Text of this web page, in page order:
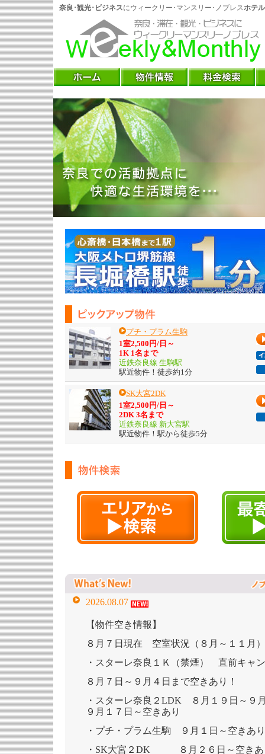
奈良･観光･ビジネスにウィークリー･マンスリー･ノブレスホテル
プチ・プラム生駒
1室2,500円/日～
1K 1名まで
近鉄奈良線 生駒駅
駅近物件！徒歩約1分
SK大宮2DK
1室2,500円/日～
2DK 3名まで
近鉄奈良線 新大宮駅
駅近物件！駅から徒歩5分
2026.08.07
【物件空き情報】
８月７日現在 空室状況（８月～１１月）
・スターレ奈良１Ｋ（禁煙） 直前キャ
８月７日～９月４日まで空きあり！
・スターレ奈良２LDK ８月１９日～９
９月１７日～空きあり
・プチ・プラム生駒 ９月１日～空きあ
・SK大宮２DK ８月２６日～空きあ